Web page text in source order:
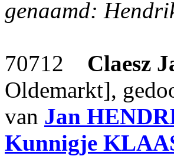
genaamd:
70712 Claesz
Oldemarkt],
van Jan
Kunnigje